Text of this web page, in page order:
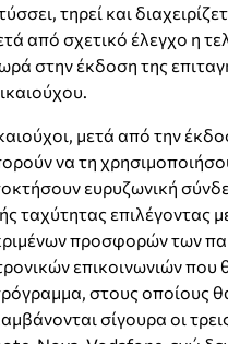
τηρεί και
από σχετικό έλεγχο η
στην έκδοση της
μετά από την
να τη
ευρυζωνική
ταχύτητας επιλέγοντας
προσφορών των
επικοινωνιών που
στους οποίους
σίγουρα οι τρεις